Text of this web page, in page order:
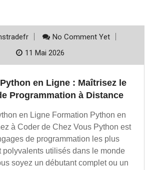
No Comment Yet
11 Mai 2026
en Ligne : Maîtrisez le
Programmation à Distance
en Ligne Formation Python en
à Coder de Chez Vous Python est
de programmation les plus
polyvalents utilisés dans le monde
soyez un débutant complet ou un